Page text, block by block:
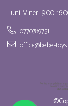
Luni-Vineri 9:00-
0770789751
office@bebe-